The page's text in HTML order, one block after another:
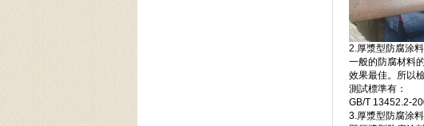
2.厚漿型防腐涂
一般的防腐材料
效果最佳。所以
測試標準有：
GB/T 13452.2-
3.厚漿型防腐涂